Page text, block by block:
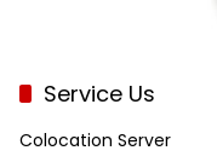
Service Us
Colocation Server